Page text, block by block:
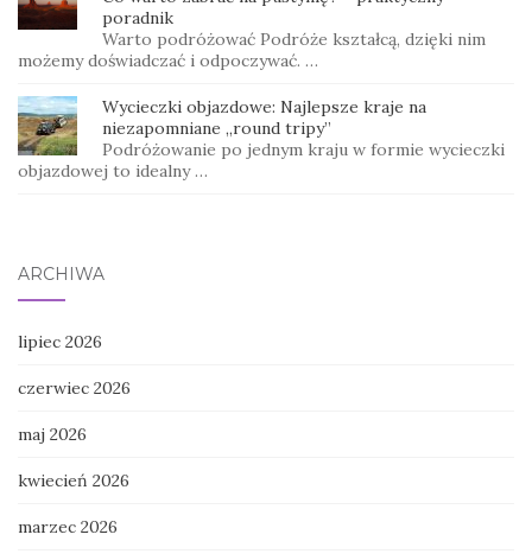
poradnik
Warto podróżować Podróże kształcą, dzięki nim
możemy doświadczać i odpoczywać. …
Wycieczki objazdowe: Najlepsze kraje na
niezapomniane „round tripy”
Podróżowanie po jednym kraju w formie wycieczki
objazdowej to idealny …
ARCHIWA
lipiec 2026
czerwiec 2026
maj 2026
kwiecień 2026
marzec 2026